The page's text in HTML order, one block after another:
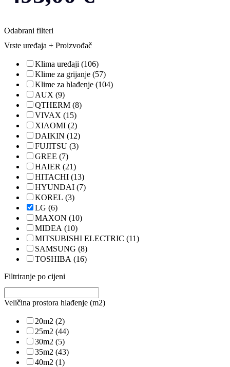
Odabrani filteri
Vrste uređaja + Proizvođač
Klima uređaji (106)
Klime za grijanje (57)
Klime za hlađenje (104)
AUX (9)
QTHERM (8)
VIVAX (15)
XIAOMI (2)
DAIKIN (12)
FUJITSU (3)
GREE (7)
HAIER (21)
HITACHI (13)
HYUNDAI (7)
KOREL (3)
LG (6)
MAXON (10)
MIDEA (10)
MITSUBISHI ELECTRIC (11)
SAMSUNG (8)
TOSHIBA (16)
Filtriranje po cijeni
Veličina prostora hlađenje (m2)
20m2 (2)
25m2 (44)
30m2 (5)
35m2 (43)
40m2 (1)